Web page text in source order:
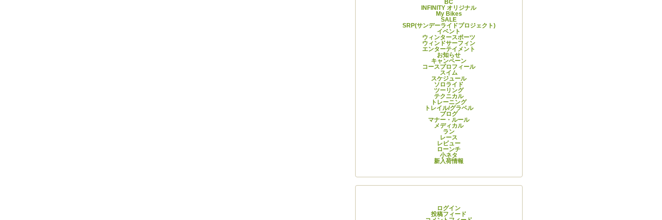
BC
INFINITY オリジナル
My Bikes
SALE
SRP(サンデーライドプロジェクト)
イベント
ウィンタースポーツ
ウィンドサーフィン
エンターテイメント
お知らせ
キャンペーン
コースプロフィール
スイム
スケジュール
ソロライド
ツーリング
テクニカル
トレーニング
トレイル/グラベル
ブログ
マナー・ルール
メディカル
ラン
レース
レビュー
ローンチ
小ネタ
新入荷情報
ログイン
投稿フィード